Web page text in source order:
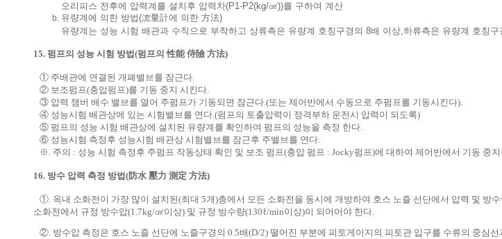
오리피스 전후에 압력계를 설치후 압력차(P1-P2(kg/㎠))를 구하여 계산
유량계에 의한 방법(流量計에 의한 方法)
유량계는 성능 시험 배관과 수직으로 부착하고 상류측은 유량계 호칭구경의 8배 이상,하류측은 유량계 호칭
15. 펌프의 성능 시험 방법(펌프의 性能 侍險 方法)
① 주배관에 연결된 개폐밸브를 잠근다.
② 보조펌프(충압펌프)를 기동 중지 시킨다.
③ 압력 챔버 배수 밸브를 열어 주펌프가 기동되면 잠근다.(또는 제어반에서 수동으로 주펌프를 기동시킨다).
④ 성능시험 배관상에 있는 시험밸브를 연다.(펌프의 토출압력이 정격부하 운전시 압력이 되도록)
⑤ 펌프의 성능 시험 배관상에 설치된 유량계를 확인하여 펌프의 성능을 측정 한다.
⑥ 성능시험 측정후 성능시험 배관상 시험밸브를 잠근후 주밸브를 연다.
※. 주의 : 성능 시험 측정후 주펌프 작동상태 확인 및 보조 펌프(충압 펌프 : Jocky펌프)에 대하여 제어반에서 기동 중
16. 방수 압력 측정 방법(防水 壓力 測定 方法)
①. 옥내 소화전이 가장 많이 설치된(최대 5개)층에서 모든 소화전을 동시에 개방하여 호스 노즐 선단에서 압력 및 방
소화전에서 규정 방수압(1.7kg/㎠이상) 및 규정 방수량(130ℓ/min이상)이 되어어야 한다.
②. 방수압 측정은 호스 노즐 선단에 노즐구경의 0.5배(D/2) 떨어진 부분에 피토게이지의 피토관 입구를 수류의 중심